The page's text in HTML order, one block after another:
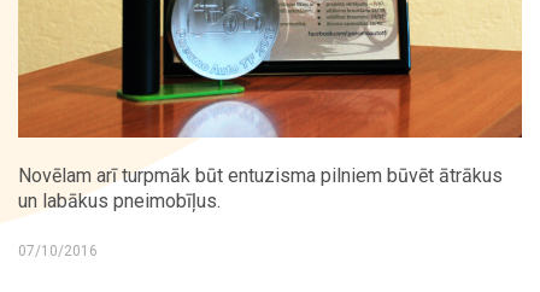
Novēlam arī turpmāk būt entuzisma pilniem būvēt ātrākus
un labākus pneimobīļus.
07/10/2016